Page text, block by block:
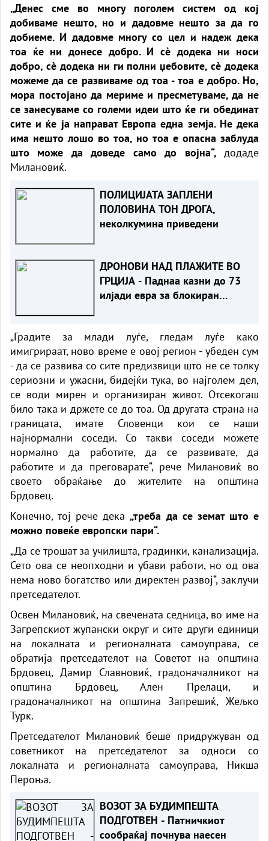
„Денес сме во многу поголем систем од кој
добиваме нешто, но и дадовме нешто за да го
добиеме. И дадовме многу со цел и надеж дека
тоа ќе ни донесе добро. И сè додека ни носи
добро, сè додека ни ги полни џебовите, сè додека
можеме да се развиваме од тоа - тоа е добро. Но,
мора постојано да мериме и пресметуваме, да не
се занесуваме со големи идеи што ќе ги обединат
сите и ќе ја направат Европа една земја. Не дека
има нешто лошо во тоа, но тоа е опасна заблуда
што може да доведе само до војна“, додаде
Милановиќ.
ПОЛИЦИЈАТА ЗАПЛЕНИ
ПОЛОВИНА ТОН ДРОГА,
неколкумина приведени
ДРОНОВИ НАД ПЛАЖИТЕ ВО
ГРЦИЈА - Паднаа казни до 73
илјади евра за блокиран
„Градите за млади луѓе, гледам луѓе како
имигрираат, ново време е овој регион - убеден сум
- да се развива со сите предизвици што не се толку
сериозни и ужасни, бидејќи тука, во најголем дел,
се води мирен и организиран живот. Отсекогаш
било така и држете се до тоа. Од другата страна на
границата, имате Словенци кои се наши
најнормални соседи. Со такви соседи можете
нормално да работите, да се развивате, да
работите и да преговарате“, рече Милановиќ во
своето обраќање до жителите на општина
Брдовец.
Конечно, тој рече дека„треба да се земат што е
можно повеќе европски пари“.
„Да се ​​трошат за училишта, градинки, канализација.
Сето ова се неопходни и убави работи, но од ова
нема ново богатство или директен развој“, заклучи
претседателот.
Освен Милановиќ, на свечената седница, во име на
Загрепскиот жупански округ и сите други единици
на локалната и регионалната самоуправа, се
обратија претседателот на Советот на општина
Брдовец, Дамир Славновиќ, градоначалникот на
општина Брдовец, Ален Прелаци, и
градоначалникот на општина Запрешиќ, Жељко
Турк.
Претседателот Милановиќ беше придружуван од
советникот на претседателот за односи со
локалната и регионалната самоуправа, Никша
Пероња.
ВОЗОТ ЗА БУДИМПЕШТА
ПОДГОТВЕН - Патничкиот
сообраќај почнува наесен